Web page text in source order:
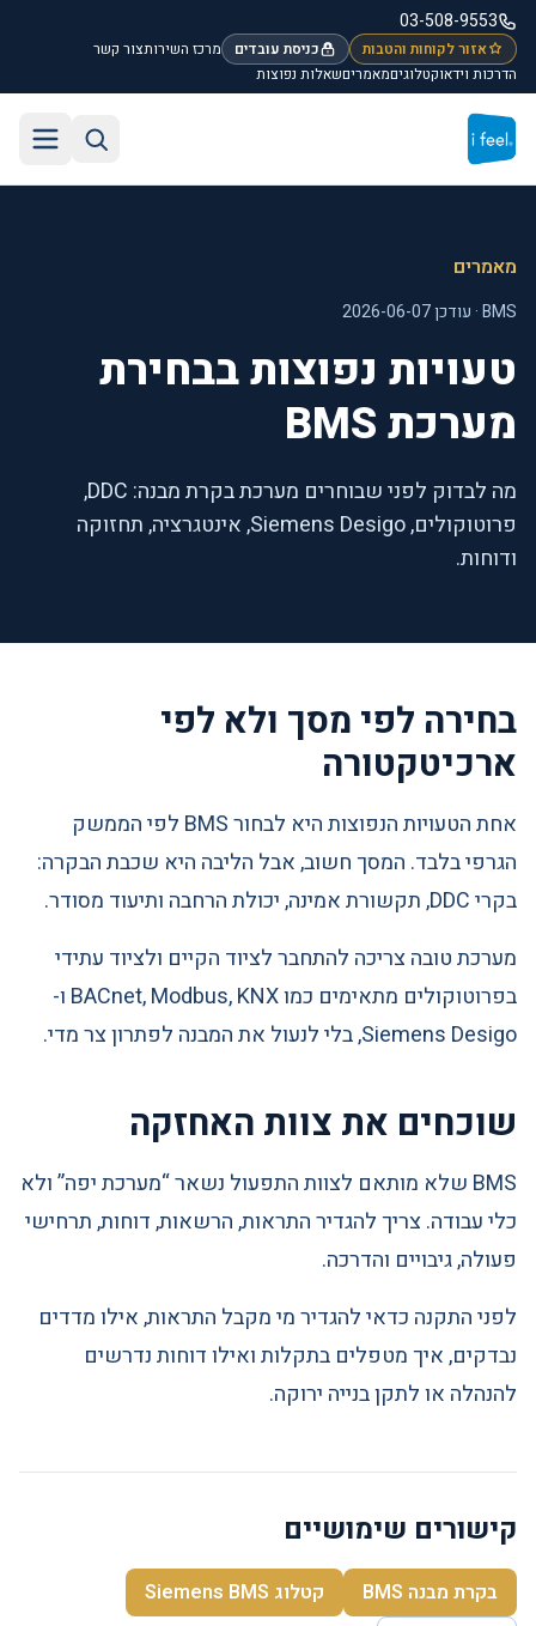
דלג לתוכן הראשי
03-508-9553
אזור לקוחות והטבות כניסת עובדים מרכז השירותצור קשר
הדרכות וידאוקטלוגיםמאמריםשאלות נפוצות
מאמרים
BMS · עודכן 2026-06-07
טעויות נפוצות בבחירת
מערכת BMS
מה לבדוק לפני שבוחרים מערכת בקרת מבנה: DDC,
פרוטוקולים, Siemens Desigo, אינטגרציה, תחזוקה
ודוחות.
בחירה לפי מסך ולא לפי
ארכיטקטורה
אחת הטעויות הנפוצות היא לבחור BMS לפי הממשק
הגרפי בלבד. המסך חשוב, אבל הליבה היא שכבת הבקרה:
בקרי DDC, תקשורת אמינה, יכולת הרחבה ותיעוד מסודר.
מערכת טובה צריכה להתחבר לציוד הקיים ולציוד עתידי
בפרוטוקולים מתאימים כמו BACnet, Modbus, KNX ו-
Siemens Desigo, בלי לנעול את המבנה לפתרון צר מדי.
שוכחים את צוות האחזקה
BMS שלא מותאם לצוות התפעול נשאר “מערכת יפה” ולא
כלי עבודה. צריך להגדיר התראות, הרשאות, דוחות, תרחישי
פעולה, גיבויים והדרכה.
לפני התקנה כדאי להגדיר מי מקבל התראות, אילו מדדים
נבדקים, איך מטפלים בתקלות ואילו דוחות נדרשים
להנהלה או לתקן בנייה ירוקה.
קישורים שימושיים
בקרת מבנה BMS
קטלוג Siemens BMS